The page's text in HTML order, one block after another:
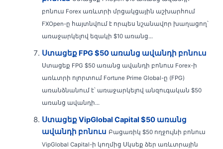
բոնուս Forex առևտրի մրցակցային աշխարհում
FXOpen-ը հայտնվում է որպես նշանավոր խաղացող՝
առաջարկելով եզակի $10 առանց...
Ստացեք FPG $50 առանց ավանդի բոնուս
Ստացեք FPG $50 առանց ավանդի բոնուս Forex-ի
առևտրի ոլորտում Fortune Prime Global-ը (FPG)
առանձնանում է՝ առաջարկելով անզուգական $50
առանց ավանդի...
Ստացեք VipGlobal Capital $50 առանց
ավանդի բոնուս Բացառիկ $50 ողջույնի բոնուս
VipGlobal Capital-ի կողմից Սկսեք ձեր առևտրային